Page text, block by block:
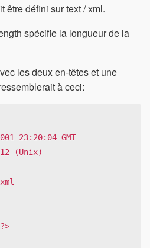
être défini sur text / xml.
spécifie la longueur de la
les deux en-têtes et une
à ceci:
23:20:04 GMT
(Unix)